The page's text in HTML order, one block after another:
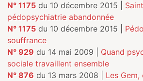
N° 1175 du 10 décembre 2015 |
pédopsychiatrie abandonnée
N° 1175 du 10 décembre 2015 |
souffrance
N° 929 du 14 mai 2009 | Quand
sociale travaillent ensemble
N° 876 du 13 mars 2008 | Les Gem,